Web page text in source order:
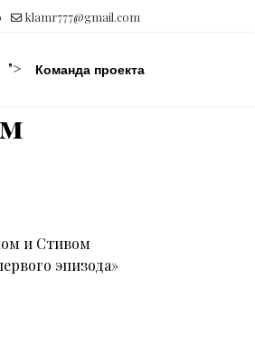
klamr777@gmail.com
"> Команда проекта
и Стивом
эпизода»